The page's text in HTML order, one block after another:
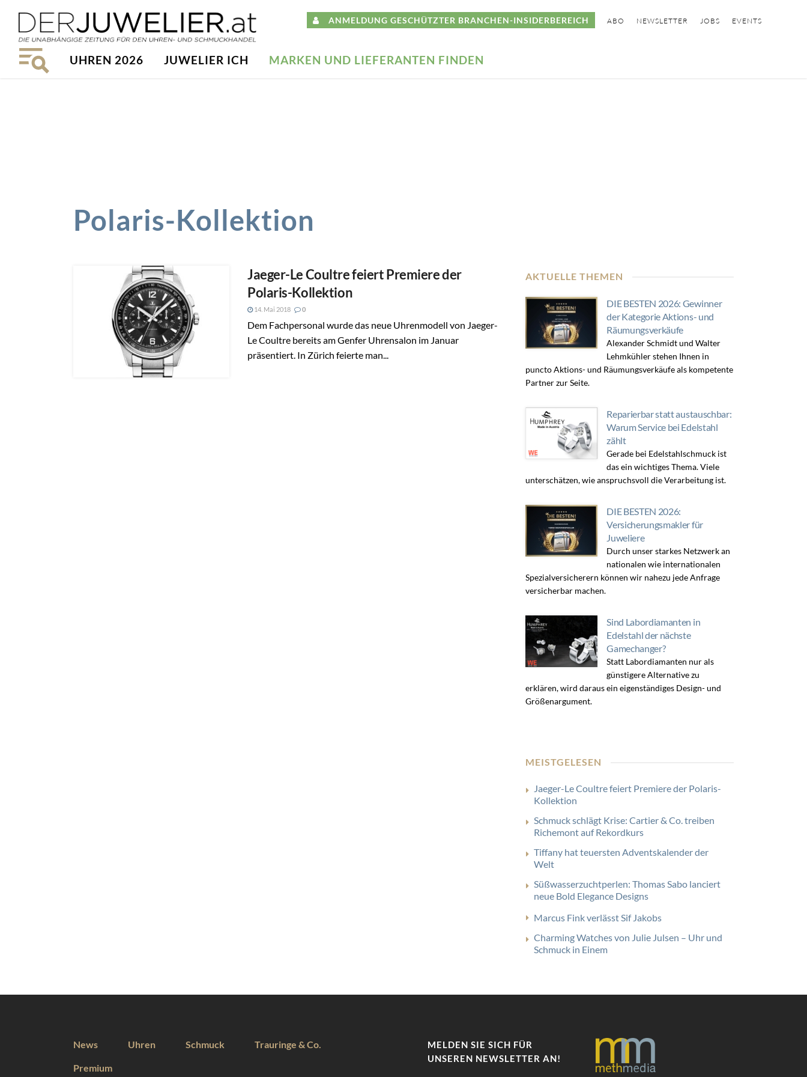
ANMELDUNG GESCHÜTZTER BRANCHEN-INSIDERBEREICH ABO NEWSLETTER JOBS EVENTS
UHREN 2026 JUWELIER ICH MARKEN UND LIEFERANTEN FINDEN
Polaris-Kollektion
Jaeger-Le Coultre feiert Premiere der
Polaris-Kollektion
14. Mai 2018 0
Dem Fachpersonal wurde das neue Uhrenmodell von Jaeger-
Le Coultre bereits am Genfer Uhrensalon im Januar
präsentiert. In Zürich feierte man...
AKTUELLE THEMEN
DIE BESTEN 2026: Gewinner
der Kategorie Aktions- und
Räumungsverkäufe
Alexander Schmidt und Walter
Lehmkühler stehen Ihnen in
puncto Aktions- und Räumungsverkäufe als kompetente
Partner zur Seite.
Reparierbar statt austauschbar:
Warum Service bei Edelstahl
zählt
Gerade bei Edelstahlschmuck ist
das ein wichtiges Thema. Viele
unterschätzen, wie anspruchsvoll die Verarbeitung ist.
DIE BESTEN 2026:
Versicherungsmakler für
Juweliere
Durch unser starkes Netzwerk an
nationalen wie internationalen
Spezialversicherern können wir nahezu jede Anfrage
versicherbar machen.
Sind Labordiamanten in
Edelstahl der nächste
Gamechanger?
Statt Labordiamanten nur als
günstigere Alternative zu
erklären, wird daraus ein eigenständiges Design- und
Größenargument.
MEISTGELESEN
Jaeger-Le Coultre feiert Premiere der Polaris-
Kollektion
Schmuck schlägt Krise: Cartier & Co. treiben
Richemont auf Rekordkurs
Tiffany hat teuersten Adventskalender der
Welt
Süßwasserzuchtperlen: Thomas Sabo lanciert
neue Bold Elegance Designs
Marcus Fink verlässt Sif Jakobs
Charming Watches von Julie Julsen – Uhr und
Schmuck in Einem
News Uhren Schmuck Trauringe & Co.
Premium
MELDEN SIE SICH FÜR
UNSEREN NEWSLETTER AN!